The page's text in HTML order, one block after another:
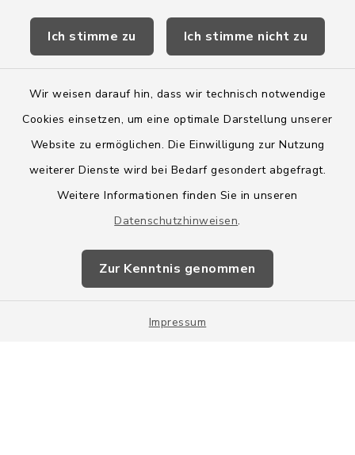
Ich stimme zu Ich stimme nicht zu
Wir weisen darauf hin, dass wir technisch notwendige
Cookies einsetzen, um eine optimale Darstellung unserer
Website zu ermöglichen. Die Einwilligung zur Nutzung
weiterer Dienste wird bei Bedarf gesondert abgefragt.
Weitere Informationen finden Sie in unseren
Datenschutzhinweisen.
Zur Kenntnis genommen
Impressum
Wege-Zweckverband
Barrierefreiheit
Impressum
Sitemap